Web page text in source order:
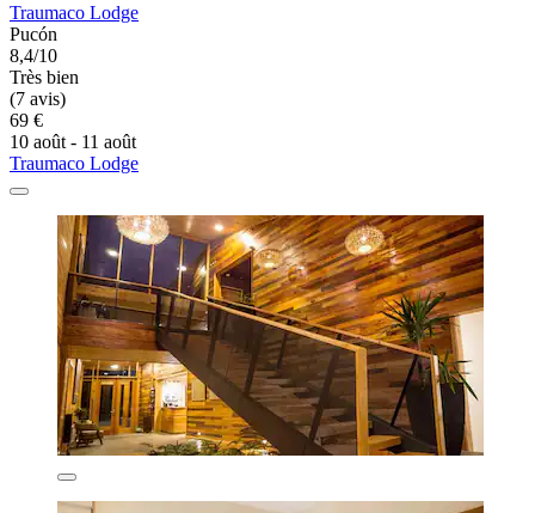
Traumaco Lodge
Pucón
8,4/10
Très bien
(7 avis)
69 €
10 août - 11 août
Traumaco Lodge